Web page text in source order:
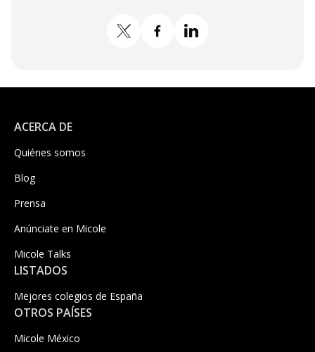
Compartir en Twitter
Compartir en Facebook
Share on LinkedIn
ACERCA DE
Quiénes somos
Blog
Prensa
Anúnciate en Micole
Micole Talks
LISTADOS
Mejores colegios de España
OTROS PAÍSES
Micole México